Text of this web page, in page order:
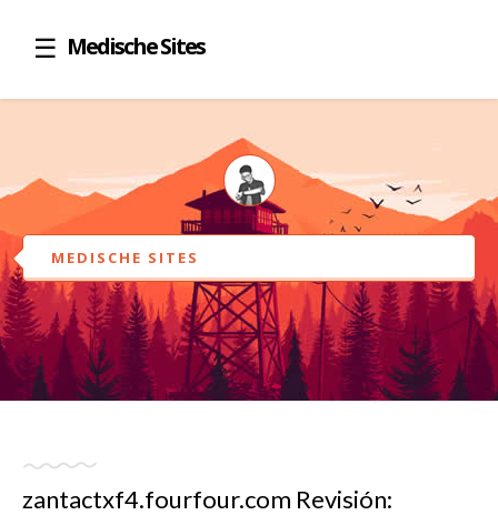
Medische Sites
MEDISCHE SITES
zantactxf4.fourfour.com Revisión: